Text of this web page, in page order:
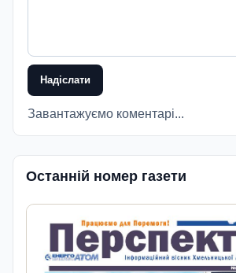
Надіслати
Завантажуємо коментарі...
Останній номер газети